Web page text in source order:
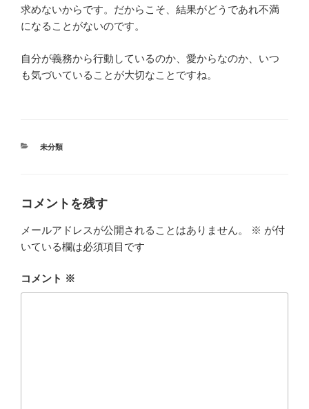
求めないからです。だからこそ、結果がどうであれ不満
になることがないのです。
自分が義務から行動しているのか、愛からなのか、いつ
も気づいていることが大切なことですね。
カ
未分類
コメントを残す
メールアドレスが公開されることはありません。 ※ が付
いている欄は必須項目です
コメント ※